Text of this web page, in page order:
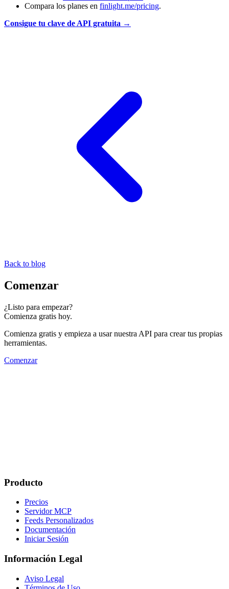
Compara los planes en finlight.me/pricing.
Consigue tu clave de API gratuita →
Back to blog
Comenzar
¿Listo para empezar?
Comienza gratis hoy.
Comienza gratis y empieza a usar nuestra API para crear tus propias
herramientas.
Comenzar
Producto
Precios
Servidor MCP
Feeds Personalizados
Documentación
Iniciar Sesión
Información Legal
Aviso Legal